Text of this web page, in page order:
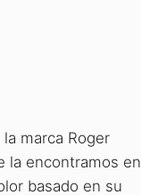
marca Roger
la encontramos en
basado en su